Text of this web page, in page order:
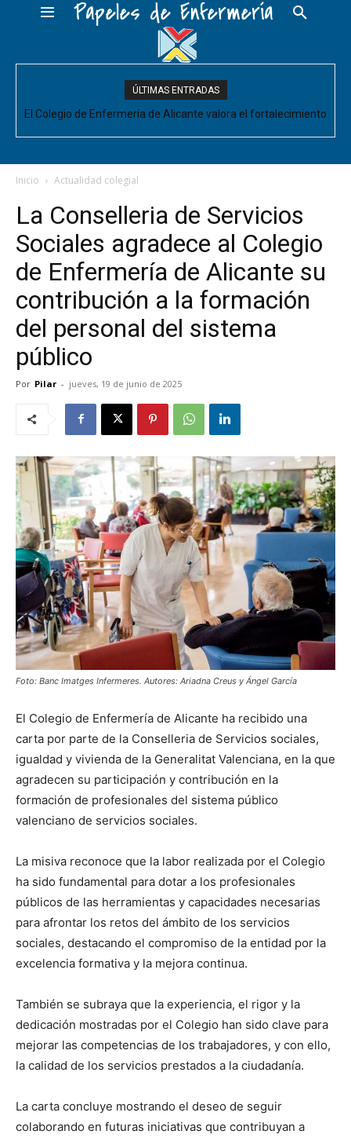
Papeles de Enfermería
ÚLTIMAS ENTRADAS
El Colegio de Enfermería de Alicante valora el fortalecimiento
acompañe de decisiones estructurales para...
Inicio Actualidad colegial
La Conselleria de Servicios
Sociales agradece al Colegio
de Enfermería de Alicante su
contribución a la formación
del personal del sistema
público
Por Pilar - jueves, 19 de junio de 2025
Foto: Banc Imatges Infermeres. Autores: Ariadna Creus y Ángel García
El Colegio de Enfermería de Alicante ha recibido una
carta por parte de la Conselleria de Servicios sociales,
igualdad y vivienda de la Generalitat Valenciana, en la que
agradecen su participación y contribución en la
formación de profesionales del sistema público
valenciano de servicios sociales.
La misiva reconoce que la labor realizada por el Colegio
ha sido fundamental para dotar a los profesionales
públicos de las herramientas y capacidades necesarias
para afrontar los retos del ámbito de los servicios
sociales, destacando el compromiso de la entidad por la
excelencia formativa y la mejora continua.
También se subraya que la experiencia, el rigor y la
dedicación mostradas por el Colegio han sido clave para
mejorar las competencias de los trabajadores, y con ello,
la calidad de los servicios prestados a la ciudadanía.
La carta concluye mostrando el deseo de seguir
colaborando en futuras iniciativas que contribuyan a